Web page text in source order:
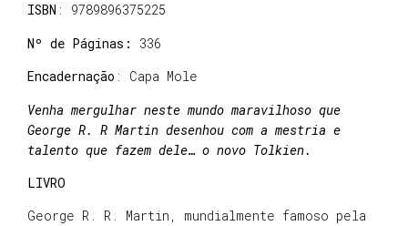
ISBN : 9789896375225
Nº de Páginas:
336
Encadernação : Capa Mole
Venha mergulhar neste mundo maravilhoso que
George R. R Martin desenhou com a mestria e
talento que fazem dele… o novo Tolkien.
LIVRO
George R. R. Martin, mundialmente famoso pela